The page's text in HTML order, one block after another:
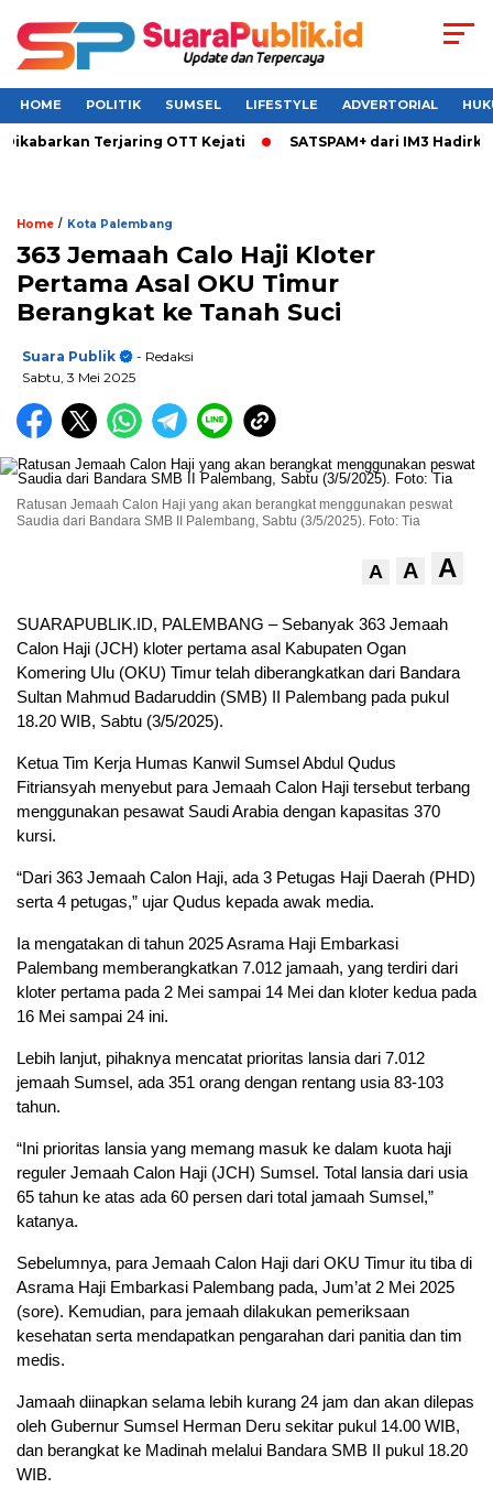
HOME POLITIK SUMSEL LIFESTYLE ADVERTORIAL
Terjaring OTT Kejati SATSPAM+ dari IM3
Home / Kota Palembang
363 Jemaah Calo Haji Kloter
Pertama Asal OKU Timur
Berangkat ke Tanah Suci
Suara Publik
- Redaksi
Sabtu, 3 Mei 2025
Ratusan Jemaah Calon Haji yang akan berangkat menggunakan peswat
Saudia dari Bandara SMB II Palembang, Sabtu (3/5/2025). Foto: Tia
A A A
SUARAPUBLIK.ID, PALEMBANG – Sebanyak 363 Jemaah
Calon Haji (JCH) kloter pertama asal Kabupaten Ogan
Komering Ulu (OKU) Timur telah diberangkatkan dari Bandara
Sultan Mahmud Badaruddin (SMB) II Palembang pada pukul
18.20 WIB, Sabtu (3/5/2025).
Ketua Tim Kerja Humas Kanwil Sumsel Abdul Qudus
Fitriansyah menyebut para Jemaah Calon Haji tersebut terbang
menggunakan pesawat Saudi Arabia dengan kapasitas 370
kursi.
“Dari 363 Jemaah Calon Haji, ada 3 Petugas Haji Daerah (PHD)
serta 4 petugas,” ujar Qudus kepada awak media.
Ia mengatakan di tahun 2025 Asrama Haji Embarkasi
Palembang memberangkatkan 7.012 jamaah, yang terdiri dari
kloter pertama pada 2 Mei sampai 14 Mei dan kloter kedua pada
16 Mei sampai 24 ini.
Lebih lanjut, pihaknya mencatat prioritas lansia dari 7.012
jemaah Sumsel, ada 351 orang dengan rentang usia 83-103
tahun.
“Ini prioritas lansia yang memang masuk ke dalam kuota haji
reguler Jemaah Calon Haji (JCH) Sumsel. Total lansia dari usia
65 tahun ke atas ada 60 persen dari total jamaah Sumsel,”
katanya.
Sebelumnya, para Jemaah Calon Haji dari OKU Timur itu tiba di
Asrama Haji Embarkasi Palembang pada, Jum’at 2 Mei 2025
(sore). Kemudian, para jemaah dilakukan pemeriksaan
kesehatan serta mendapatkan pengarahan dari panitia dan tim
medis.
Jamaah diinapkan selama lebih kurang 24 jam dan akan dilepas
oleh Gubernur Sumsel Herman Deru sekitar pukul 14.00 WIB,
dan berangkat ke Madinah melalui Bandara SMB II pukul 18.20
WIB.